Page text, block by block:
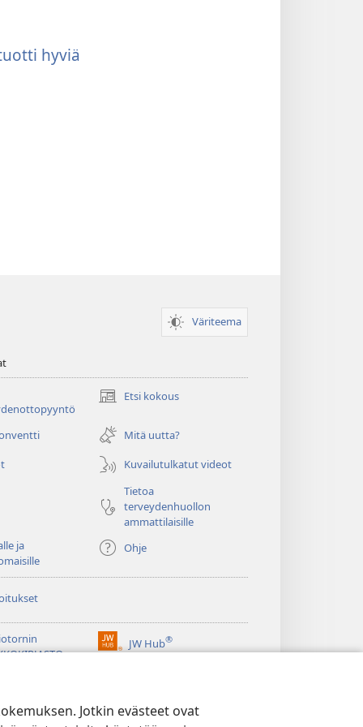
Jotkin evästeet ovat
hyviä
Väriteema
Etsi kokous
(avaa
ikkunan)Mitä uutta?
Kuvailutulkatut videot
Tietoa
terveydenhuollon
ammattilaisille
ja
Ohje
JW Hub®
(avaa